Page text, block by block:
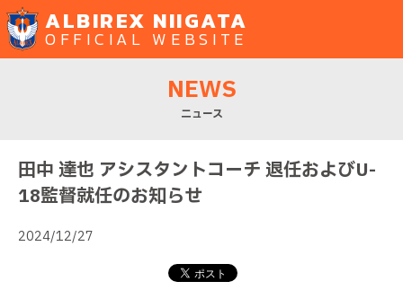
ALBIREX NIIGATA
OFFICIAL WEBSITE
NEWS
ニュース
田中 達也 アシスタントコーチ 退任およびU-
18監督就任のお知らせ
2024/12/27